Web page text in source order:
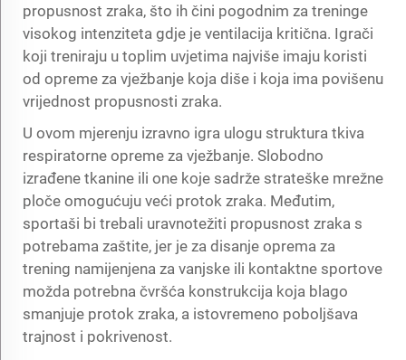
propusnost zraka, što ih čini pogodnim za treninge
visokog intenziteta gdje je ventilacija kritična. Igrači
koji treniraju u toplim uvjetima najviše imaju koristi
od opreme za vježbanje koja diše i koja ima povišenu
vrijednost propusnosti zraka.
U ovom mjerenju izravno igra ulogu struktura tkiva
respiratorne opreme za vježbanje. Slobodno
izrađene tkanine ili one koje sadrže strateške mrežne
ploče omogućuju veći protok zraka. Međutim,
sportaši bi trebali uravnotežiti propusnost zraka s
potrebama zaštite, jer je za disanje oprema za
trening namijenjena za vanjske ili kontaktne sportove
možda potrebna čvršća konstrukcija koja blago
smanjuje protok zraka, a istovremeno poboljšava
trajnost i pokrivenost.